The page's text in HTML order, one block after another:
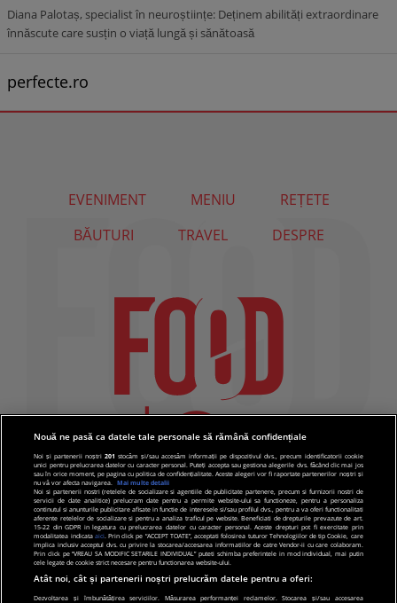
Diana Palotaș, specialist în neuroștiințe: Deținem abilități extraordinare
înnăscute care susțin o viață lungă și sănătoasă
perfecte.ro
EVENIMENT MENIU
REȚETE
BĂUTURI
TRAVEL DESPRE
Nouă ne pasă ca datele tale personale să rămână confidențiale
Noi și partenerii noștri201 stocăm și/sau accesăm informații pe dispozitivul dvs., precum identificatorii cookie
unici pentru prelucrarea datelor cu caracter personal. Puteți accepta sau gestiona alegerile dvs. făcând clic mai jos
sau în orice moment, pe pagina cu politica de confidențialitate. Aceste alegeri vor fi raportate partenerilor noștri și
nu vă vor afecta navigarea.
Mai multe detalii
Noi si partenerii nostri (retelele de socializare si agentiile de publicitate partenere, precum si furnizorii nostri de
servicii de date analitice) prelucram date pentru a permite website-ului sa functioneze, pentru a personaliza
continutul si anunturile publicitare afisate in functie de interesele si/sau profilul dvs., pentru a va oferi functionalitati
aferente retelelor de socializare si pentru a analiza traficul pe website. Beneficiati de drepturile prevazute de art.
15-22 din GDPR in legatura cu prelucrarea datelor cu caracter personal. Aceste drepturi pot fi exercitate prin
modalitatea indicata aici. Prin click pe “ACCEPT TOATE”, acceptati folosirea tuturor Tehnologiilor de tip Cookie, care
implica inclusiv acceptul dvs. cu privire la stocarea/accesarea informatiilor de catre Vendor-ii cu care colaboram.
Prin click pe “VREAU SA MODIFIC SETARILE INDIVIDUAL” puteti schimba preferintele in mod individual, mai putin
cele legate de cookie strict necesare pentru functionarea website-ului.
Atât noi, cât și partenerii noștri prelucrăm datele pentru a oferi:
Dezvoltarea și îmbunătățirea serviciilor. Măsurarea performanței reclamelor. Stocarea și/sau accesarea